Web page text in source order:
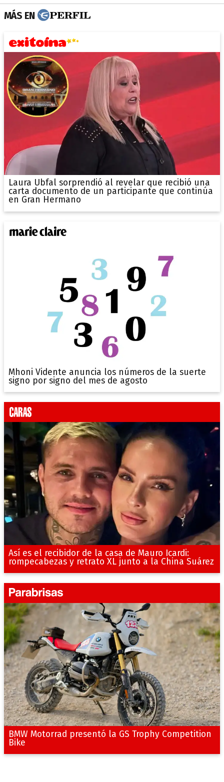
MÁS EN
Laura Ubfal sorprendió al revelar que recibió una
carta documento de un participante que continúa
en Gran Hermano
Mhoni Vidente anuncia los números de la suerte
signo por signo del mes de agosto
Así es el recibidor de la casa de Mauro Icardi:
rompecabezas y retrato XL junto a la China Suárez
BMW Motorrad presentó la GS Trophy Competition
Bike